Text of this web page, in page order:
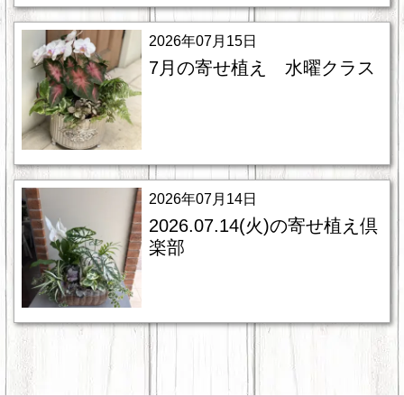
2026年07月15日
7月の寄せ植え 水曜クラス
2026年07月14日
2026.07.14(火)の寄せ植え倶
楽部